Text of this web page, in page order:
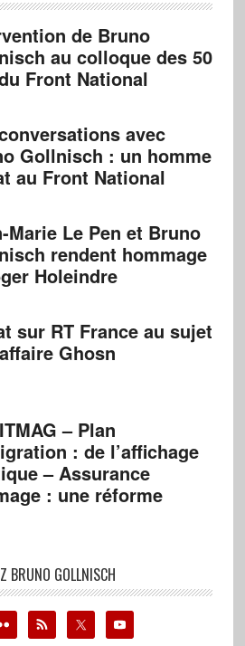
de Bruno
au colloque des 50
Front National
avec
Gollnisch : un homme
au Front National
Marie Le Pen et Bruno
rendent hommage
Holeindre
sur RT France au sujet
Ghosn
– Plan
: de l’affichage
– Assurance
: une réforme
BRUNO GOLLNISCH